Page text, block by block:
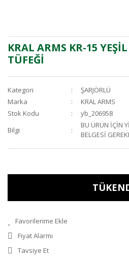
KRAL ARMS KR-15
TÜFEĞİ
Kategori
ŞARJÖRLÜ
Marka
KRAL ARMS
Stok Kodu
yb_206958
Bilgi
BU ÜRÜN İÇİN
BELGESİ
Fiyat Alarmı
Tavsiye Et